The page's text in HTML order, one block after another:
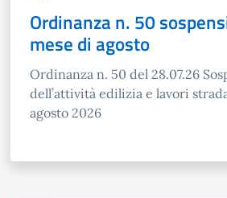
Ordinanza n. 50
mese di agosto
Ordinanza n. 50 del 28.07.26
dell’attività edilizia e lavori
agosto 2026